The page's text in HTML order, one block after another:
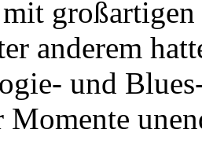
mit
anderem
und
Momente